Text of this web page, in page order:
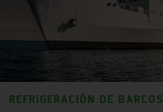
REFRIGERACIÓN DE BARCOS